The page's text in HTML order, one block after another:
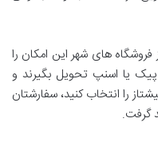
فروشگاه های شهر این امکان را
یا اسنپ تحویل بگیرند و
را انتخاب کنید، سفارشتان
گرفت.